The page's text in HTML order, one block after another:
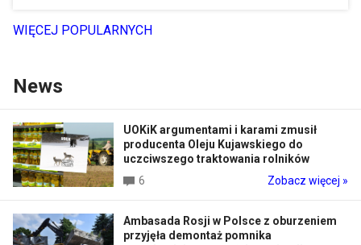
WIĘCEJ POPULARNYCH
News
UOKiK argumentami i karami zmusił
producenta Oleju Kujawskiego do
uczciwszego traktowania rolników
6
Zobacz więcej »
Ambasada Rosji w Polsce z oburzeniem
przyjęła demontaż pomnika